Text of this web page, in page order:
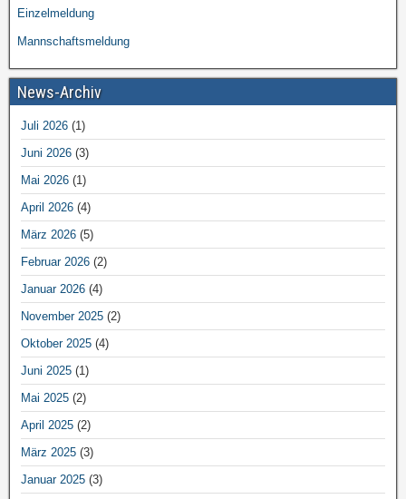
Einzelmeldung
Mannschaftsmeldung
News-Archiv
Juli 2026 (1)
Juni 2026 (3)
Mai 2026 (1)
April 2026 (4)
März 2026 (5)
Februar 2026 (2)
Januar 2026 (4)
November 2025 (2)
Oktober 2025 (4)
Juni 2025 (1)
Mai 2025 (2)
April 2025 (2)
März 2025 (3)
Januar 2025 (3)